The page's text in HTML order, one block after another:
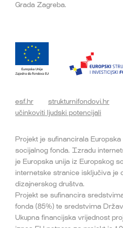
Grada Zagreba.
esf.hr strukturnifondovi.hr
učinkoviti ljudski potencijali
Projekt je sufinancirala
socijalnog fonda. Izradu
je Europska unija iz Europskog
internetske stranice isključiva je
dizajnerskog društva.
Projekt se sufinancira
fonda (85%) te sredstvima
Ukupna financijska vrijednost